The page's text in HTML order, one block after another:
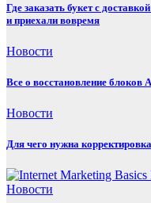
Где заказать букет с
и приехали вовремя
Новости
Все о восстановление блоков
Новости
Для чего нужна
Новости